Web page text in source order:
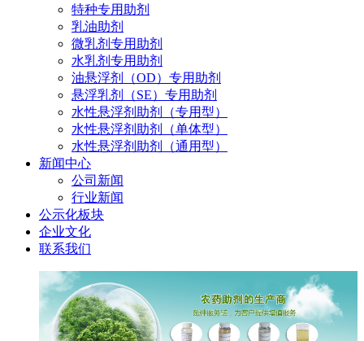
特种专用助剂
乳油助剂
微乳剂专用助剂
水乳剂专用助剂
油悬浮剂（OD）专用助剂
悬浮乳剂（SE）专用助剂
水性悬浮剂助剂（专用型）
水性悬浮剂助剂（单体型）
水性悬浮剂助剂（通用型）
新闻中心
公司新闻
行业新闻
公示化板块
企业文化
联系我们